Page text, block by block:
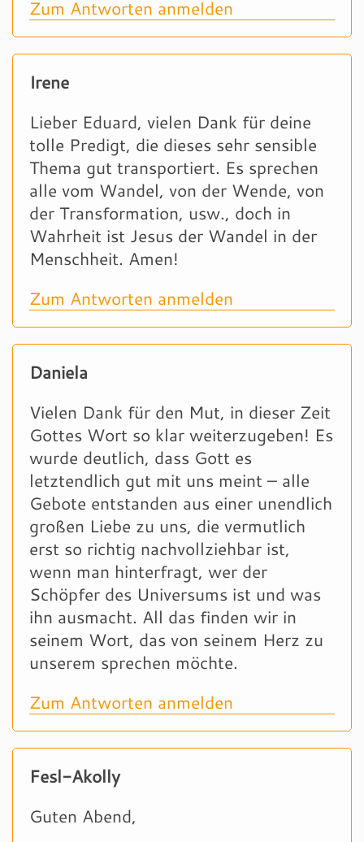
Zum Antworten anmelden
Irene
Lieber Eduard, vielen Dank für deine
tolle Predigt, die dieses sehr sensible
Thema gut transportiert. Es sprechen
alle vom Wandel, von der Wende, von
der Transformation, usw., doch in
Wahrheit ist Jesus der Wandel in der
Menschheit. Amen!
Zum Antworten anmelden
Daniela
Vielen Dank für den Mut, in dieser Zeit
Gottes Wort so klar weiterzugeben! Es
wurde deutlich, dass Gott es
letztendlich gut mit uns meint – alle
Gebote entstanden aus einer unendlich
großen Liebe zu uns, die vermutlich
erst so richtig nachvollziehbar ist,
wenn man hinterfragt, wer der
Schöpfer des Universums ist und was
ihn ausmacht. All das finden wir in
seinem Wort, das von seinem Herz zu
unserem sprechen möchte.
Zum Antworten anmelden
Fesl-Akolly
Guten Abend,